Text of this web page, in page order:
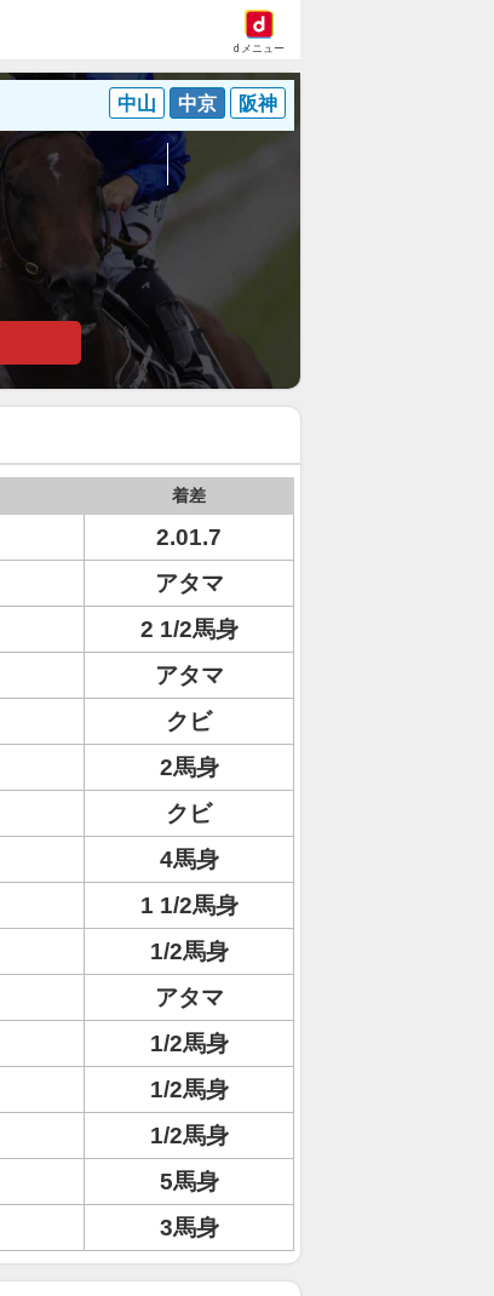
dメニュー
中山 中京 阪神
着差
2.01.7
アタマ
2 1/2馬身
アタマ
クビ
2馬身
クビ
4馬身
1 1/2馬身
1/2馬身
アタマ
1/2馬身
1/2馬身
1/2馬身
5馬身
3馬身